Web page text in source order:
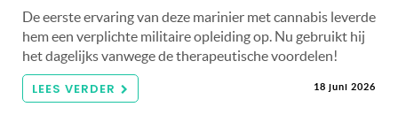
De eerste ervaring van deze marinier met cannabis leverde
hem een ​​verplichte militaire opleiding op. Nu gebruikt hij
het dagelijks vanwege de therapeutische voordelen!
LEES VERDER 18 juni 2026